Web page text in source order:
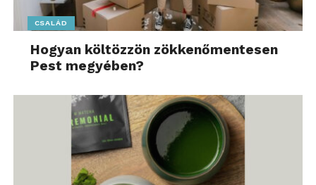
CSALÁD
Hogyan költözzön zökkenőmentesen
Pest megyében?